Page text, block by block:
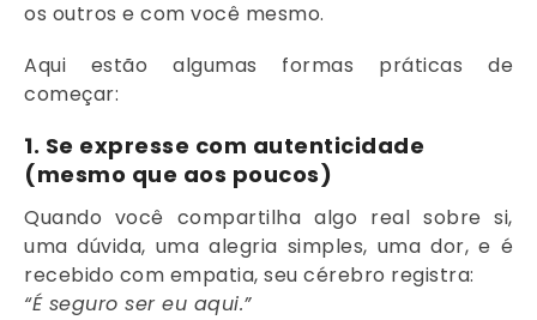
os outros e com você mesmo.
Aqui estão algumas formas práticas de
começar:
1. Se expresse com autenticidade
(mesmo que aos poucos)
Quando você compartilha algo real sobre si,
uma dúvida, uma alegria simples, uma dor, e é
recebido com empatia, seu cérebro registra:
“É seguro ser eu aqui.”